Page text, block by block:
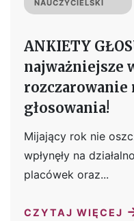
NAUCZYCIELSKI
ANKIETY
najważniejsze
rozczarowanie
głosowania!
Mijający rok nie
wpłynęły na
placówek oraz...
CZYTAJ WIĘCEJ